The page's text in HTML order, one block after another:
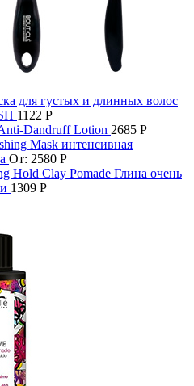
для густых и длинных волос
1122 Р
Dandruff Lotion 2685 Р
Mask интенсивная
От: 2580 Р
Hold Clay Pomade Глина очень
1309 Р